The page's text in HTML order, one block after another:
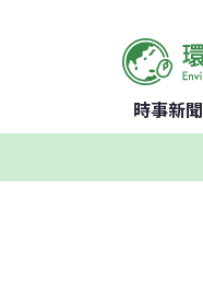
時事新聞